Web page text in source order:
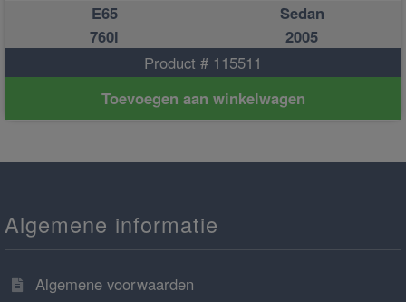
E65
Sedan
760i
2005
Product # 115511
Toevoegen aan winkelwagen
Algemene informatie
Algemene voorwaarden